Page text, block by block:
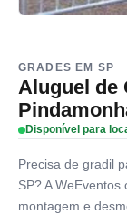
GRADES EM SP
Aluguel de
Disponível para
Precisa de gradil
SP? A
montagem e